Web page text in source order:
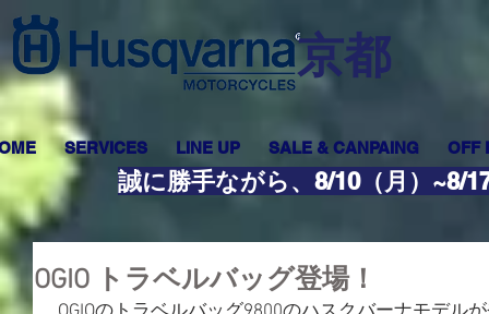
​京都
SERVICES LINE UP SALE & CANPAING OFF
誠に勝手ながら、8/10（月）~8/
OGIO トラベルバッグ登場！